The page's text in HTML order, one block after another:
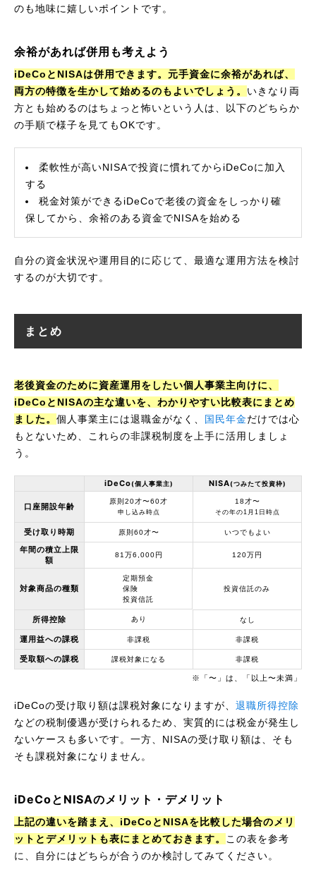
のも地味に嬉しいポイントです。
余裕があれば併用も考えよう
iDeCoとNISAは併用できます。元手資金に余裕があれば、
両方の特徴を生かして始めるのもよいでしょう。 いきなり両
方とも始めるのはちょっと怖いという人は、以下のどちらか
の手順で様子を見てもOKです。
柔軟性が高いNISAで投資に慣れてからiDeCoに加入
する
税金対策ができるiDeCoで老後の資金をしっかり確
保してから、余裕のある資金でNISAを始める
自分の資金状況や運用目的に応じて、最適な運用方法を検討
するのが大切です。
まとめ
老後資金のために資産運用をしたい個人事業主向けに、
iDeCoとNISAの主な違いを、わかりやすい比較表にまとめ
ました。 個人事業主には退職金がなく、 国民年金だけでは心
もとないため、これらの非課税制度を上手に活用しましょ
う。
iDeCo(個人事業主) NISA(つみたて投資枠)
口座開設年齢
原則20才〜60才
申し込み時点
18才〜
その年の1月1日時点
受け取り時期 原則60才〜 いつでもよい
年間の積立上限
額
81万6,000円 120万円
対象商品の種類
定期預金
保険
投資信託
投資信託のみ
所得控除 あり なし
運用益への課税 非課税 非課税
受取額への課税 課税対象になる 非課税
※「〜」は、「以上〜未満」
iDeCoの受け取り額は課税対象になりますが、 退職所得控除
などの税制優遇が受けられるため、実質的には税金が発生し
ないケースも多いです。一方、NISAの受け取り額は、そも
そも課税対象になりません。
iDeCoとNISAのメリット・デメリット
上記の違いを踏まえ、iDeCoとNISAを比較した場合のメリ
ットとデメリットも表にまとめておきます。
この表を参考
に、自分にはどちらが合うのか検討してみてください。